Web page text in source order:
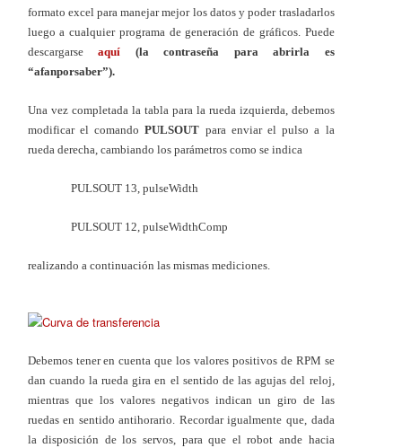
formato excel para manejar mejor los datos y poder trasladarlos
luego a cualquier programa de generación de gráficos. Puede
descargarseaquí (la contraseña para abrirla es
“afanporsaber”).
Una vez completada la tabla para la rueda izquierda, debemos
modificar el comandoPULSOUT para enviar el pulso a la
rueda derecha, cambiando los parámetros como se indica
PULSOUT 13, pulseWidth
PULSOUT 12, pulseWidthComp
realizando a continuación las mismas mediciones.
Debemos tener en cuenta que los valores positivos de RPM se
dan cuando la rueda gira en el sentido de las agujas del reloj,
mientras que los valores negativos indican un giro de las
ruedas en sentido antihorario. Recordar igualmente que, dada
la disposición de los servos, para que el robot ande hacia